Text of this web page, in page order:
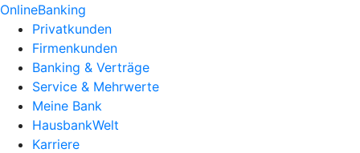
OnlineBanking
Privatkunden
Firmenkunden
Banking & Verträge
Service & Mehrwerte
Meine Bank
HausbankWelt
Karriere